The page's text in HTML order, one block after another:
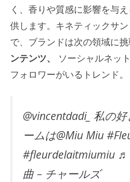
く、香りや質感に影響を与
供します。キネティックサ
で、ブランドは次の領域に挑
ンテンツ、
ソーシャルネッ
フォロワーがいるトレンド。
@vincentdadi_ 私の
ームは@Miu Miu
#fleurdelaitmiumiu
曲 – チャールズ